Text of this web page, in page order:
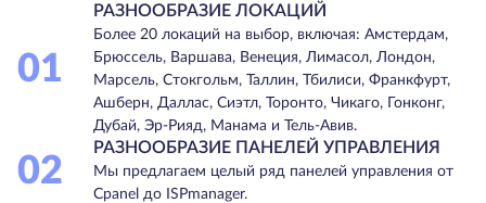
01
РАЗНООБРАЗИЕ ЛОКАЦИЙ
Более 20 локаций на выбор, включая: Амстердам,
Брюссель, Варшава, Венеция, Лимасол, Лондон,
Марсель, Стокгольм, Таллин, Тбилиси, Франкфурт,
Ашберн, Даллас, Сиэтл, Торонто, Чикаго, Гонконг,
Дубай, Эр-Рияд, Манама и Тель-Авив.
02
РАЗНООБРАЗИЕ ПАНЕЛЕЙ УПРАВЛЕНИЯ
Мы предлагаем целый ряд панелей управления от
Cpanel до ISPmanager.